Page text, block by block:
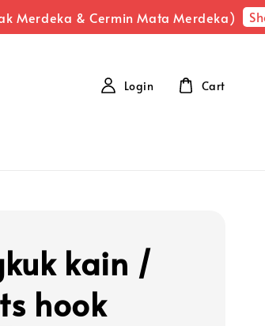
Merdeka & Cermin Mata Merdeka)
Login Cart
kain /
hook